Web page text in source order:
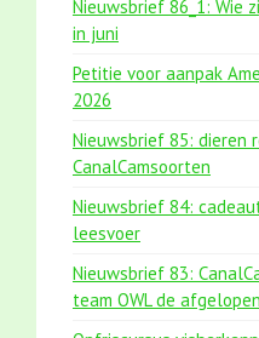
Nieuwsbrief 86_1: Wie
in juni
Petitie voor aanpak
2026
Nieuwsbrief 85: dieren
CanalCamsoorten
Nieuwsbrief 84:
leesvoer
Nieuwsbrief 83:
team OWL de